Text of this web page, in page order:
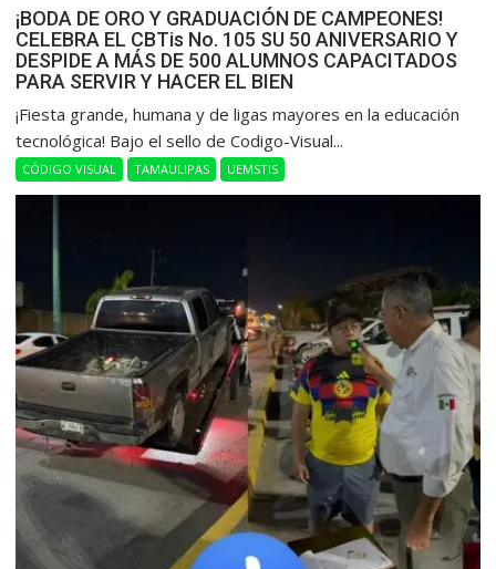
¡BODA DE ORO Y GRADUACIÓN DE CAMPEONES!
CELEBRA EL CBTis No. 105 SU 50 ANIVERSARIO Y
DESPIDE A MÁS DE 500 ALUMNOS CAPACITADOS
PARA SERVIR Y HACER EL BIEN
​¡Fiesta grande, humana y de ligas mayores en la educación
tecnológica! Bajo el sello de Codigo-Visual...
CÓDIGO VISUAL TAMAULIPAS UEMSTIS